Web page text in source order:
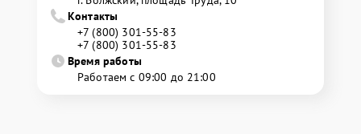
Контакты
+7 (800) 301-55-83
+7 (800) 301-55-83
Время работы
Работаем с 09:00 до 21:00